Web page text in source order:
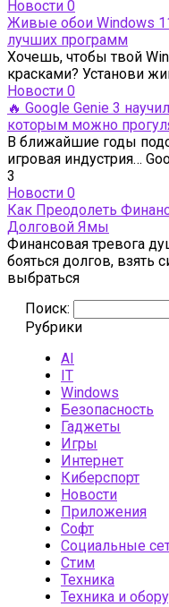
Новости 0
Живые обои Windows
лучших программ
Хочешь, чтобы твой
красками? Установи
Новости 0
🔥 Google Genie 3
которым можно
В ближайшие годы
игровая индустрия…
3
Новости 0
Как Преодолеть
Долговой Ямы
Финансовая тревога
бояться долгов, взять
выбраться
Поиск:
Рубрики
AI
IT
Windows
Безопасность
Гаджеты
Игры
Интернет
Киберспорт
Новости
Приложения
Софт
Социальные
Стим
Техника
Техника и